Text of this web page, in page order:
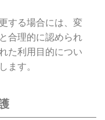
する場合には、変
合理的に認められ
た利用目的につい
ます。